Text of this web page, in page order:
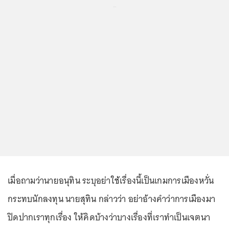
เมื่อถามว่านายอนุทิน ระบุอย่าใช้เรื่องนี้เป็นเกมการเมืองหวั่น
กระทบนักลงทุน นายสุทิน กล่าวว่า อย่าอ้างคำว่าการเมืองมา
ปิดปากเราทุกเรื่อง ให้คิดบ้างว่าบางเรื่องที่เราทำเป็นเจตนา